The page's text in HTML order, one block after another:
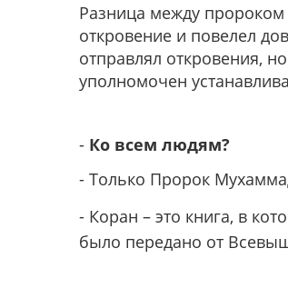
Разница между
откровение и повелел
отправлял откровения,
уполномочен
- Ко всем людям?
- Только Пророк
- Коран – это книга, в
было передано от